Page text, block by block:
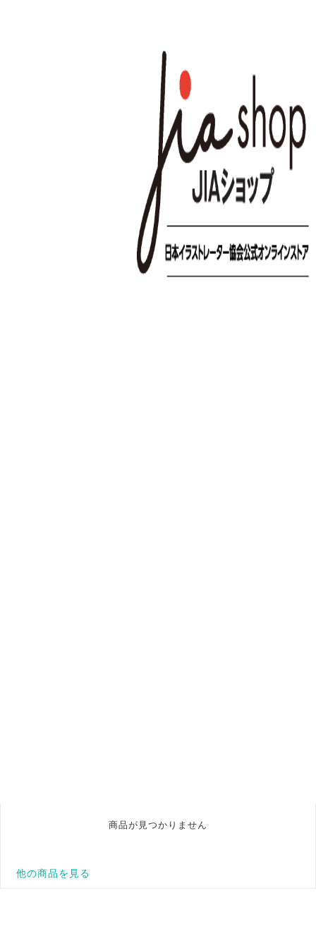
商品が見つかりません
他の商品を見る